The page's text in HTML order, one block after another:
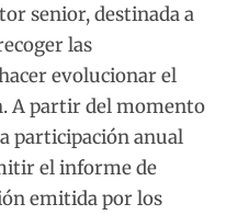
senior, destinada a
las
evolucionar el
A partir del momento
participación anual
el informe de
emitida por los